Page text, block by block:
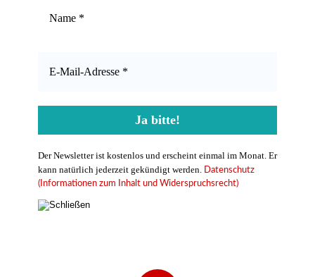
Der Newsletter ist kostenlos und erscheint einmal im Monat. Er
kann natürlich jederzeit gekündigt werden.
Datenschutz
(Informationen zum Inhalt und Widerspruchsrecht)